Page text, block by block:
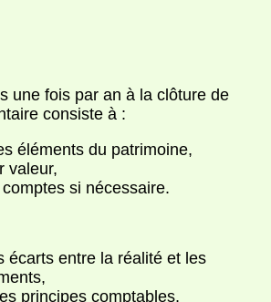
une fois par an à la clôture de
consiste à :
éléments du patrimoine,
valeur,
si nécessaire.
écarts entre la réalité et les
principes comptables,